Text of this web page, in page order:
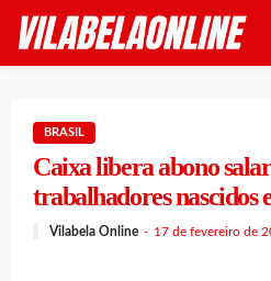
BRASIL
Caixa libera abono
trabalhadores nascidos
Vilabela Online 17 de fevereiro de